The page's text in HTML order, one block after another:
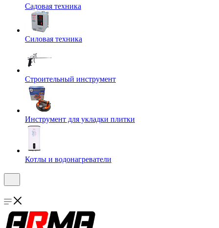
Садовая техника
Силовая техника
Строительный инструмент
Инструмент для укладки плитки
Котлы и водонагреватели